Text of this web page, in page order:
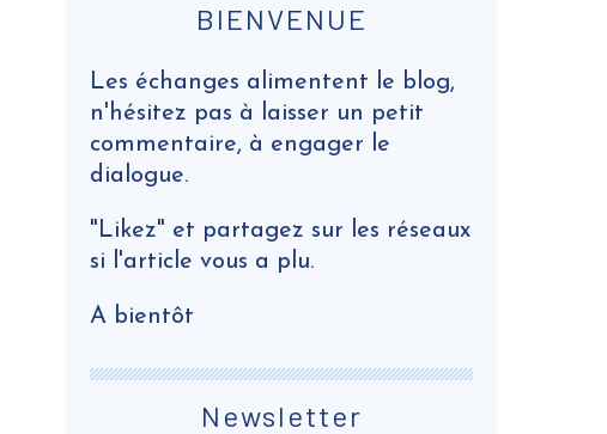
Newsletter
BIENVENUE
Les échanges alimentent le blog,
n'hésitez pas à laisser un petit
commentaire, à engager le
dialogue.
"Likez" et partagez sur les réseaux
si l'article vous a plu.
A bientôt